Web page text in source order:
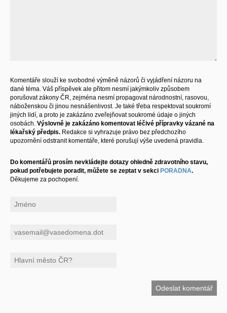
Komentáře slouží ke svobodné výměně názorů či vyjádření názoru na
dané téma. Váš příspěvek ale přitom nesmí jakýmkoliv způsobem
porušovat zákony ČR, zejména nesmí propagovat národnostní, rasovou,
náboženskou či jinou nesnášenlivost. Je také třeba respektovat soukromí
jiných lidí, a proto je zakázáno zveřejňovat soukromé údaje o jiných
osobách. Výslovně je zakázáno komentovat léčivé přípravky vázané na
lékařský předpis. Redakce si vyhrazuje právo bez předchozího
upozornění odstranit komentáře, které porušují výše uvedená pravidla.
Do komentářů prosím nevkládejte dotazy ohledně zdravotního stavu,
pokud potřebujete poradit, můžete se zeptat v sekci PORADNA.
Děkujeme za pochopení.